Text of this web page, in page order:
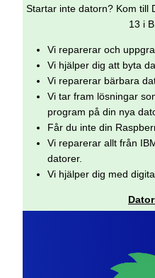
Startar inte datorn? Kom till
13 i
Vi reparerar och
Vi hjälper dig att byta
Vi reparerar bärbara
Vi tar fram lösningar
program på din nya
Får du inte din
Vi reparerar allt från
datorer.
Vi hjälper dig med